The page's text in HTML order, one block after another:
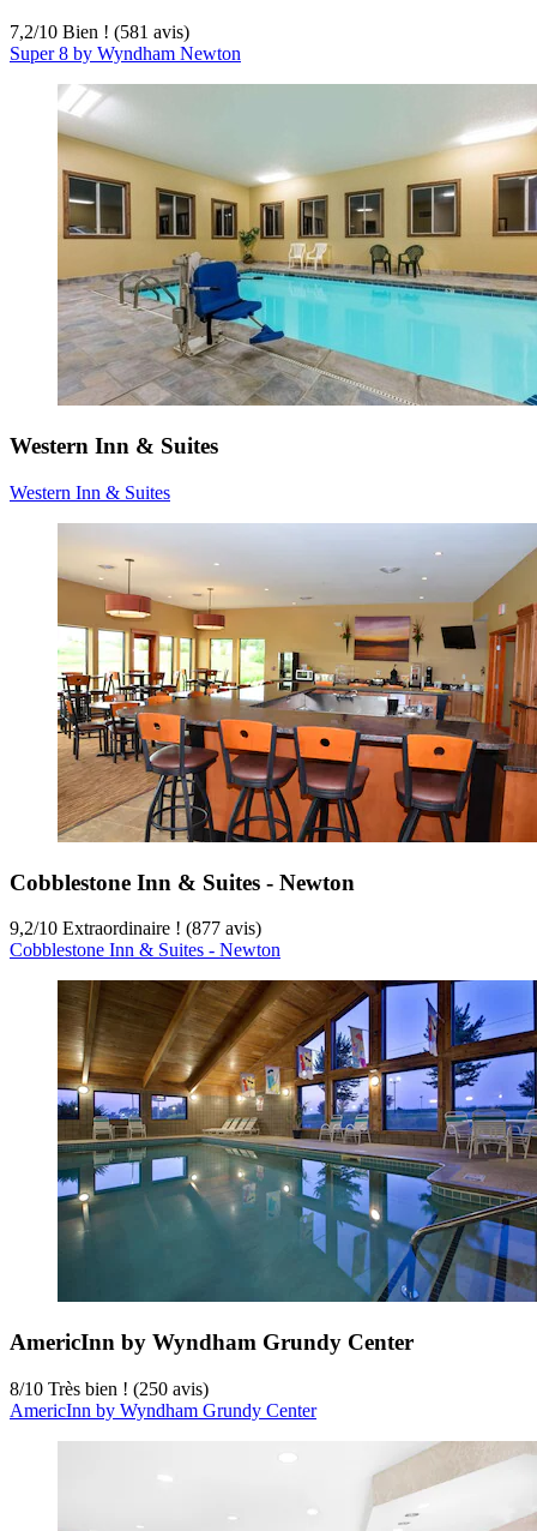
7,2/10 Bien ! (581 avis)
Super 8 by Wyndham Newton
Western Inn & Suites
Western Inn & Suites
Cobblestone Inn & Suites - Newton
9,2/10 Extraordinaire ! (877 avis)
Cobblestone Inn & Suites - Newton
AmericInn by Wyndham Grundy Center
8/10 Très bien ! (250 avis)
AmericInn by Wyndham Grundy Center